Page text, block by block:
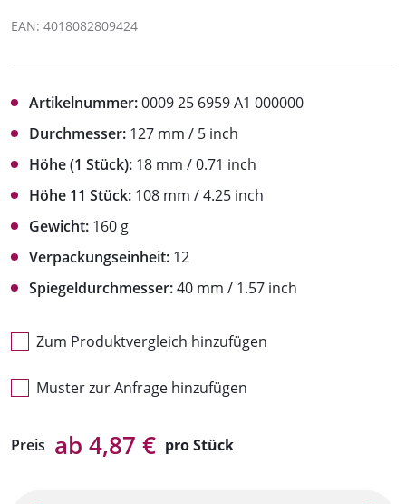
EAN: 4018082809424
Artikelnummer:0009 25 6959 A1 000000
Durchmesser: 127 mm / 5 inch
Höhe (1 Stück): 18 mm / 0.71 inch
Höhe 11 Stück: 108 mm / 4.25 inch
Gewicht: 160 g
Verpackungseinheit: 12
Spiegeldurchmesser:40 mm / 1.57 inch
Zum Produktvergleich hinzufügen
Muster zur Anfrage hinzufügen
Preis ab 4,87 € pro Stück